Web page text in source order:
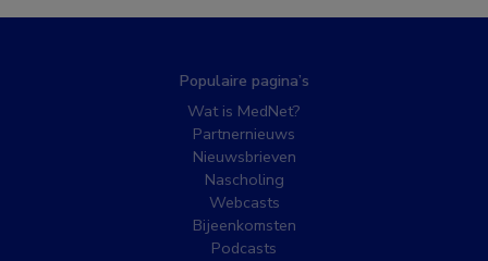
Populaire pagina’s
Wat is MedNet?
Partnernieuws
Nieuwsbrieven
Nascholing
Webcasts
Bijeenkomsten
Podcasts